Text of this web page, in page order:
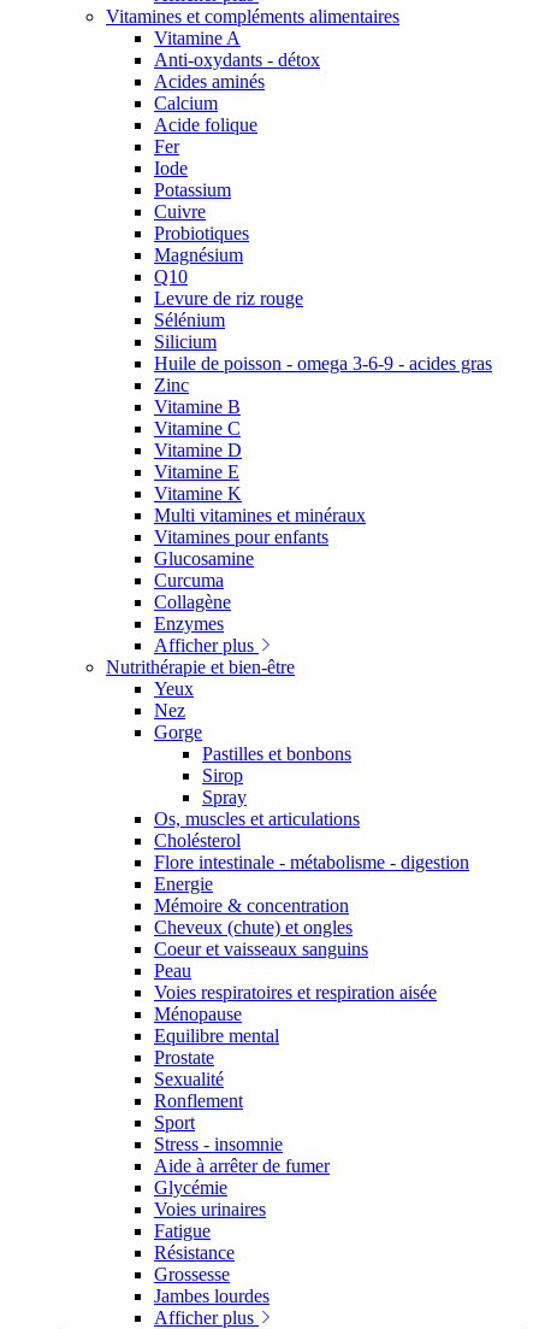
Vitamines et compléments alimentaires
Vitamine A
Anti-oxydants - détox
Acides aminés
Calcium
Acide folique
Fer
Iode
Potassium
Cuivre
Probiotiques
Magnésium
Q10
Levure de riz rouge
Sélénium
Silicium
Huile de poisson - omega 3-6-9 - acides gras
Zinc
Vitamine B
Vitamine C
Vitamine D
Vitamine E
Vitamine K
Multi vitamines et minéraux
Vitamines pour enfants
Glucosamine
Curcuma
Collagène
Enzymes
Afficher plus
Nutrithérapie et bien-être
Yeux
Nez
Gorge
Pastilles et bonbons
Sirop
Spray
Os, muscles et articulations
Cholésterol
Flore intestinale - métabolisme - digestion
Energie
Mémoire & concentration
Cheveux (chute) et ongles
Coeur et vaisseaux sanguins
Peau
Voies respiratoires et respiration aisée
Ménopause
Equilibre mental
Prostate
Sexualité
Ronflement
Sport
Stress - insomnie
Aide à arrêter de fumer
Glycémie
Voies urinaires
Fatigue
Résistance
Grossesse
Jambes lourdes
Afficher plus